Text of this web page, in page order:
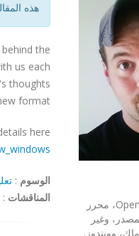
هذه
the
us each
thoughts
format.
here:
الوسوم :
المناقشات :
مرحباً، أنا مطوِّر OpenShot، محرر
وغير
وويندوز.